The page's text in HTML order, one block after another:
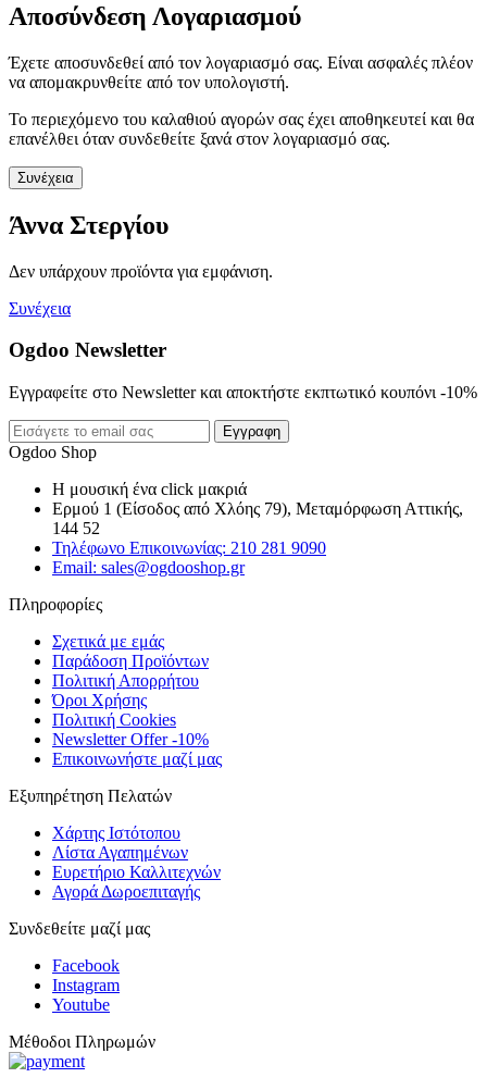
Αποσύνδεση Λογαριασμού
Έχετε αποσυνδεθεί από τον λογαριασμό σας. Είναι ασφαλές πλέον
να απομακρυνθείτε από τον υπολογιστή.
Το περιεχόμενο του καλαθιού αγορών σας έχει αποθηκευτεί και θα
επανέλθει όταν συνδεθείτε ξανά στον λογαριασμό σας.
Συνέχεια
Άννα Στεργίου
Δεν υπάρχουν προϊόντα για εμφάνιση.
Συνέχεια
Ogdoo Newsletter
Εγγραφείτε στο Newsletter και αποκτήστε εκπτωτικό κουπόνι -10%
Εγγραφη
Ogdoo Shop
Η μουσική ένα click μακριά
Ερμού 1 (Είσοδος από Χλόης 79), Μεταμόρφωση Αττικής,
144 52
Τηλέφωνο Επικοινωνίας: 210 281 9090
Email: sales@ogdooshop.gr
Πληροφορίες
Σχετικά με εμάς
Παράδοση Προϊόντων
Πολιτική Απορρήτου
Όροι Χρήσης
Πολιτική Cookies
Newsletter Offer -10%
Επικοινωνήστε μαζί μας
Εξυπηρέτηση Πελατών
Χάρτης Ιστότοπου
Λίστα Αγαπημένων
Ευρετήριο Καλλιτεχνών
Αγορά Δωροεπιταγής
Συνδεθείτε μαζί μας
Facebook
Instagram
Youtube
Μέθοδοι Πληρωμών